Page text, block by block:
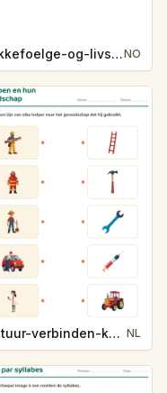
rekkefoelge-og-livssykluser-g1203NO
natuur-verbinden-k213-5 NL